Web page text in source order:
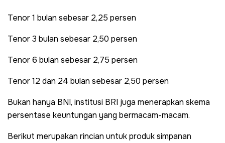
Tenor 1 bulan sebesar 2,25 persen
Tenor 3 bulan sebesar 2,50 persen
Tenor 6 bulan sebesar 2,75 persen
Tenor 12 dan 24 bulan sebesar 2,50 persen
Bukan hanya BNI, institusi BRI juga menerapkan skema
persentase keuntungan yang bermacam-macam.
Berikut merupakan rincian untuk produk simpanan